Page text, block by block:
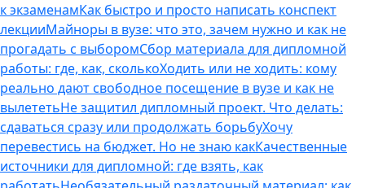
к экзаменамКак быстро и просто написать конспект
лекцииМайноры в вузе: что это, зачем нужно и как не
прогадать с выборомСбор материала для дипломной
работы: где, как, сколькоХодить или не ходить: кому
реально дают свободное посещение в вузе и как не
вылететьНе защитил дипломный проект. Что делать:
сдаваться сразу или продолжать борьбуХочу
перевестись на бюджет. Но не знаю какКачественные
источники для дипломной: где взять, как